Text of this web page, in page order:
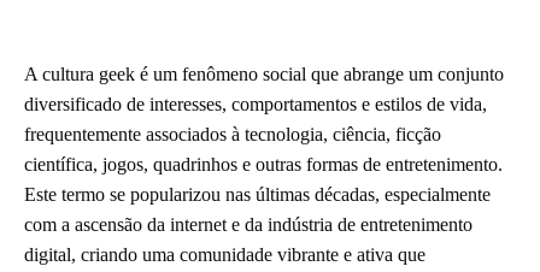
A cultura geek é um fenômeno social que abrange um conjunto
diversificado de interesses, comportamentos e estilos de vida,
frequentemente associados à tecnologia, ciência, ficção
científica, jogos, quadrinhos e outras formas de entretenimento.
Este termo se popularizou nas últimas décadas, especialmente
com a ascensão da internet e da indústria de entretenimento
digital, criando uma comunidade vibrante e ativa que